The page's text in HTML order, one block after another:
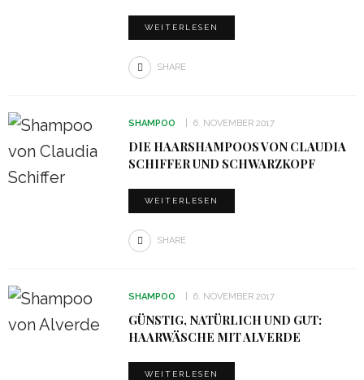
WEITERLESEN
SHARE
SHAMPOO 6. NOVEMBER 2017
DIE HAARSHAMPOOS VON CLAUDIA
SCHIFFER UND SCHWARZKOPF
WEITERLESEN
SHARE
SHAMPOO 6. NOVEMBER 2017
GÜNSTIG, NATÜRLICH UND GUT:
HAARWÄSCHE MIT ALVERDE
WEITERLESEN